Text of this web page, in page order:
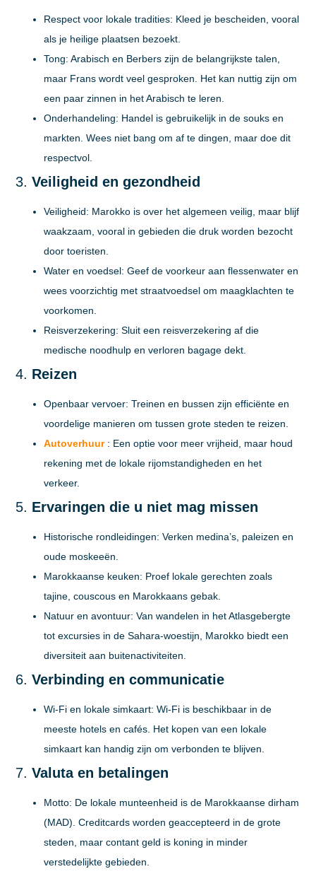
Respect voor lokale tradities: Kleed je bescheiden, vooral
als je heilige plaatsen bezoekt.
Tong: Arabisch en Berbers zijn de belangrijkste talen,
maar Frans wordt veel gesproken. Het kan nuttig zijn om
een paar zinnen in het Arabisch te leren.
Onderhandeling: Handel is gebruikelijk in de souks en
markten. Wees niet bang om af te dingen, maar doe dit
respectvol.
3.Veiligheid en gezondheid
Veiligheid: Marokko is over het algemeen veilig, maar blijf
waakzaam, vooral in gebieden die druk worden bezocht
door toeristen.
Water en voedsel: Geef de voorkeur aan flessenwater en
wees voorzichtig met straatvoedsel om maagklachten te
voorkomen.
Reisverzekering: Sluit een reisverzekering af die
medische noodhulp en verloren bagage dekt.
4. Reizen
Openbaar vervoer: Treinen en bussen zijn efficiënte en
voordelige manieren om tussen grote steden te reizen.
Autoverhuur: Een optie voor meer vrijheid, maar houd
rekening met de lokale rijomstandigheden en het
verkeer.
5. Ervaringen die u niet mag missen
Historische rondleidingen: Verken medina’s, paleizen en
oude moskeeën.
Marokkaanse keuken: Proef lokale gerechten zoals
tajine, couscous en Marokkaans gebak.
Natuur en avontuur: Van wandelen in het Atlasgebergte
tot excursies in de Sahara-woestijn, Marokko biedt een
diversiteit aan buitenactiviteiten.
6.Verbinding en communicatie
Wi-Fi en lokale simkaart: Wi-Fi is beschikbaar in de
meeste hotels en cafés. Het kopen van een lokale
simkaart kan handig zijn om verbonden te blijven.
7.Valuta en betalingen
Motto: De lokale munteenheid is de Marokkaanse dirham
(MAD). Creditcards worden geaccepteerd in de grote
steden, maar contant geld is koning in minder
verstedelijkte gebieden.